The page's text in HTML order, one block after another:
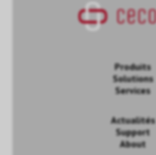
Produits
Solutions
Services
Actualités
Support
About